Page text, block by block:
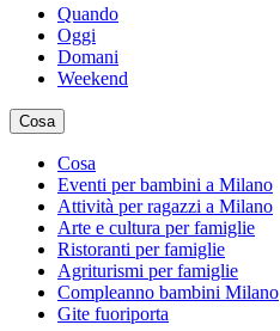
Quando
Oggi
Domani
Weekend
Cosa
Cosa
Eventi per bambini a Milano
Attività per ragazzi a Milano
Arte e cultura per famiglie
Ristoranti per famiglie
Agriturismi per famiglie
Compleanno bambini Milano
Gite fuoriporta